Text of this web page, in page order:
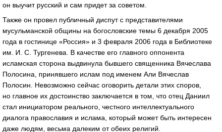
он выучит русский и сам придет за советом.
Также он провел публичный диспут с представителями
мусульманской общины на богословские темы 6 декабря 2005
года в гостинице «Россия» и 3 февраля 2006 года в Библиотеке
им. И. С. Тургенева . В качестве его главного оппонента
исламская сторона выдвинула бывшего священника Вячеслава
Полосина, принявшего ислам под именем Али Вячеслав
Полосин. Невозможно сейчас оговорить детали этих споров,
но главное их достоинство заключается в том, что отец Даниил
стал инициатором реального, честного интеллектуального
диалога православия и ислама, который может быть интересен
даже людям, весьма далеким от обеих религий.